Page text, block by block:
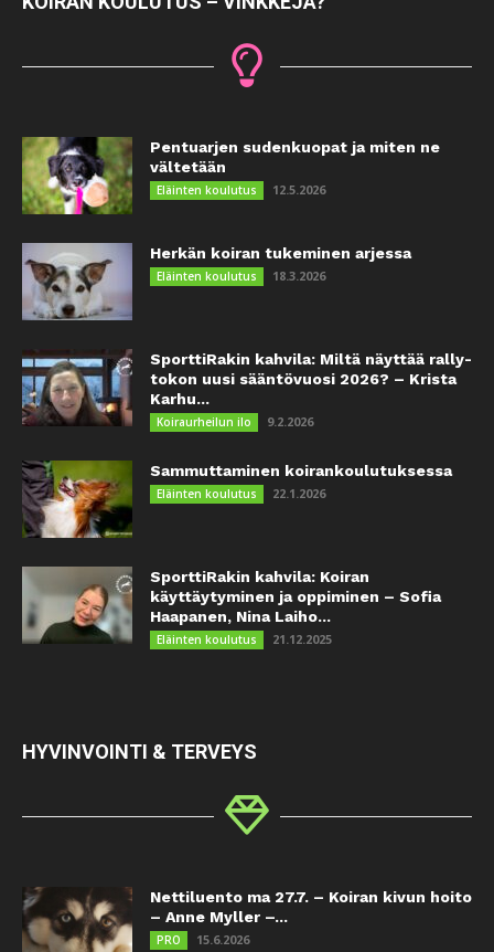
Pentuarjen sudenkuopat ja miten ne
vältetään
Eläinten koulutus 12.5.2026
Herkän koiran tukeminen arjessa
Eläinten koulutus 18.3.2026
SporttiRakin kahvila: Miltä näyttää rally-
tokon uusi sääntövuosi 2026? – Krista
Karhu...
Koiraurheilun ilo 9.2.2026
Sammuttaminen koirankoulutuksessa
Eläinten koulutus 22.1.2026
SporttiRakin kahvila: Koiran
käyttäytyminen ja oppiminen – Sofia
Haapanen, Nina Laiho...
Eläinten koulutus 21.12.2025
HYVINVOINTI & TERVEYS
Nettiluento ma 27.7. – Koiran kivun hoito
– Anne Myller –...
PRO 15.6.2026